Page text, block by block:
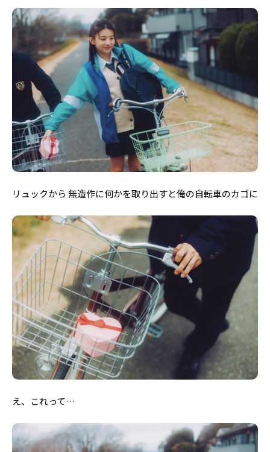
リュックから 無造作に何かを取り出すと俺の自転車のカゴに
え、これって…